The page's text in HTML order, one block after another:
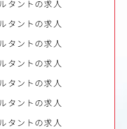
タントの求人
タントの求人
タントの求人
タントの求人
タントの求人
タントの求人
タントの求人